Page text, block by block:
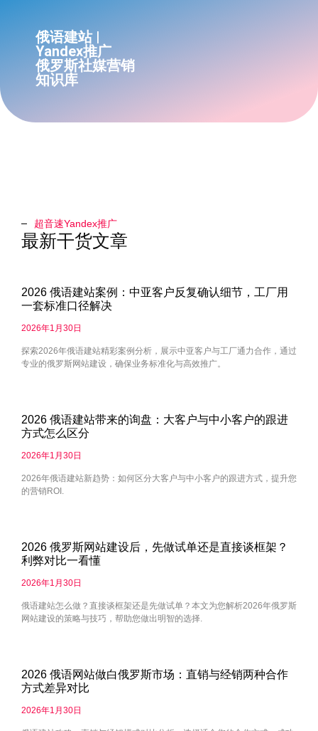
俄语建站 |
Yandex推广
俄罗斯社媒营销
知识库
超音速Yandex推广​
最新干货文章
2026 俄语建站案例：中亚客户反复确认细节，工厂用
一套标准口径解决
2026年1月30日
探索2026年俄语建站精彩案例分析，展示中亚客户与工厂通力合作，通过
专业的俄罗斯网站建设，确保业务标准化与高效推广。
2026 俄语建站带来的询盘：大客户与中小客户的跟进
方式怎么区分
2026年1月30日
2026年俄语建站新趋势：如何区分大客户与中小客户的跟进方式，提升您
的营销ROI.
2026 俄罗斯网站建设后，先做试单还是直接谈框架？
利弊对比一看懂
2026年1月30日
俄语建站怎么做？直接谈框架还是先做试单？本文为您解析2026年俄罗斯
网站建设的策略与技巧，帮助您做出明智的选择.
2026 俄语网站做白俄罗斯市场：直销与经销两种合作
方式差异对比
2026年1月30日